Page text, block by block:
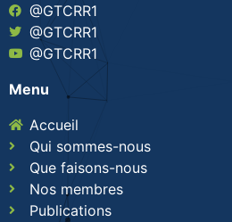
@GTCRR1
@GTCRR1
@GTCRR1
Menu
Accueil
Qui sommes-nous
Que faisons-nous
Nos membres
Publications